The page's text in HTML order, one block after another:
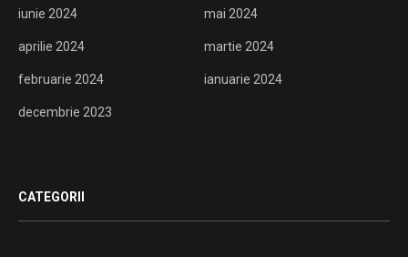
iunie 2024 mai 2024
aprilie 2024 martie 2024
februarie 2024 ianuarie 2024
decembrie 2023
CATEGORII